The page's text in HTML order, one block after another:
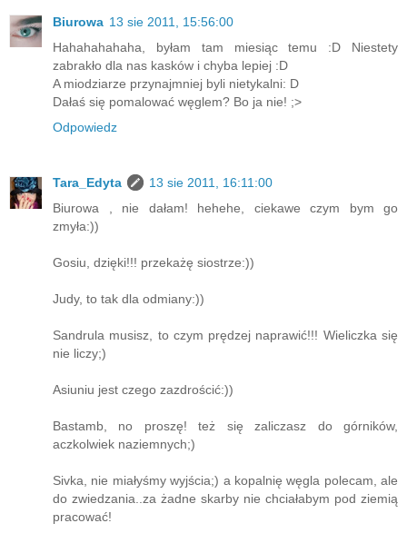
Biurowa 13 sie 2011, 15:56:00
Hahahahahaha, byłam tam miesiąc temu :D Niestety
zabrakło dla nas kasków i chyba lepiej :D
A miodziarze przynajmniej byli nietykalni: D
Dałaś się pomalować węglem? Bo ja nie! ;>
Odpowiedz
Tara_Edyta
13 sie 2011, 16:11:00
Biurowa , nie dałam! hehehe, ciekawe czym bym go
zmyła:))
Gosiu, dzięki!!! przekażę siostrze:))
Judy, to tak dla odmiany:))
Sandrula musisz, to czym prędzej naprawić!!! Wieliczka się
nie liczy;)
Asiuniu jest czego zazdrościć:))
Bastamb, no proszę! też się zaliczasz do górników,
aczkolwiek naziemnych;)
Sivka, nie miałyśmy wyjścia;) a kopalnię węgla polecam, ale
do zwiedzania..za żadne skarby nie chciałabym pod ziemią
pracować!